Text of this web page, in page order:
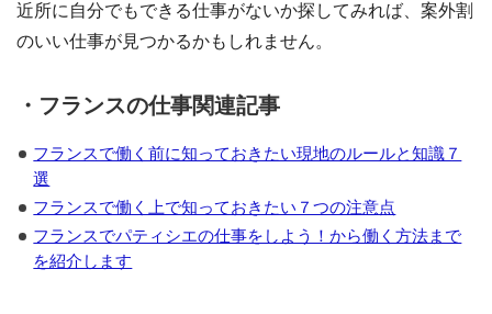
近所に自分でもできる仕事がないか探してみれば、案外割
のいい仕事が見つかるかもしれません。
・フランスの仕事関連記事
フランスで働く前に知っておきたい現地のルールと知識７
選
フランスで働く上で知っておきたい７つの注意点
フランスでパティシエの仕事をしよう！から働く方法まで
を紹介します